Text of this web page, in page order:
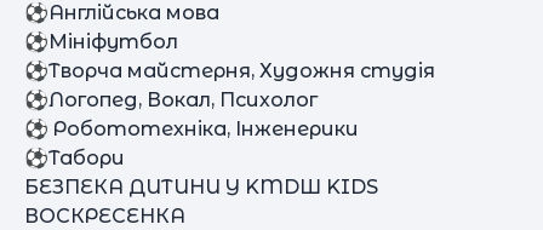
⚽Англійська мова
⚽Мініфутбол
⚽Творча майстерня, Художня студія
⚽Логопед, Вокал, Психолог
⚽ Робототехніка, Інженерики
⚽Табори
БEЗПЕКА ДИТИНИ У KMDШ KIDS
ВОСКРЕСЕНКА